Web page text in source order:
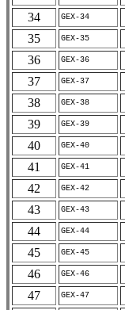
34
GEX-34
35
GEX-35
36
GEX-36
37
GEX-37
38
GEX-38
39
GEX-39
40
GEX-40
41
GEX-41
42
GEX-42
43
GEX-43
44
GEX-44
45
GEX-45
46
GEX-46
47
GEX-47